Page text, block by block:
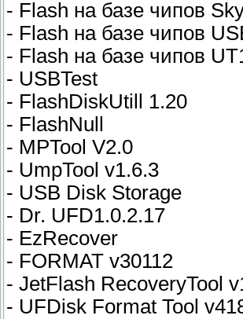
- Flash на базе чипов
- Flash на базе чипов
- Flash на базе чипов
- USBTest
- FlashDiskUtill 1.20
- FlashNull
- MPTool V2.0
- UmpTool v1.6.3
- USB Disk Storage
- Dr. UFD1.0.2.17
- EzRecover
- FORMAT v30112
- JetFlash RecoveryTool
- UFDisk Format Tool